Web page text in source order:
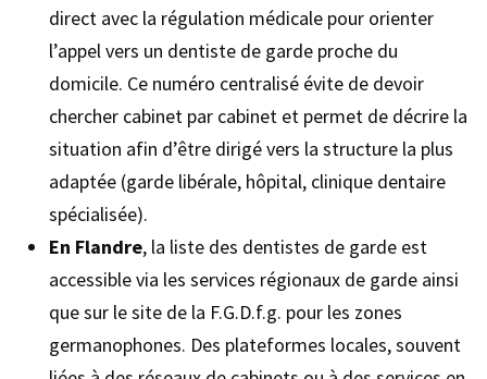
direct avec la régulation médicale pour orienter
l’appel vers un dentiste de garde proche du
domicile. Ce numéro centralisé évite de devoir
chercher cabinet par cabinet et permet de décrire la
situation afin d’être dirigé vers la structure la plus
adaptée (garde libérale, hôpital, clinique dentaire
spécialisée).
En Flandre, la liste des dentistes de garde est
accessible via les services régionaux de garde ainsi
que sur le site de la F.G.D.f.g. pour les zones
germanophones. Des plateformes locales, souvent